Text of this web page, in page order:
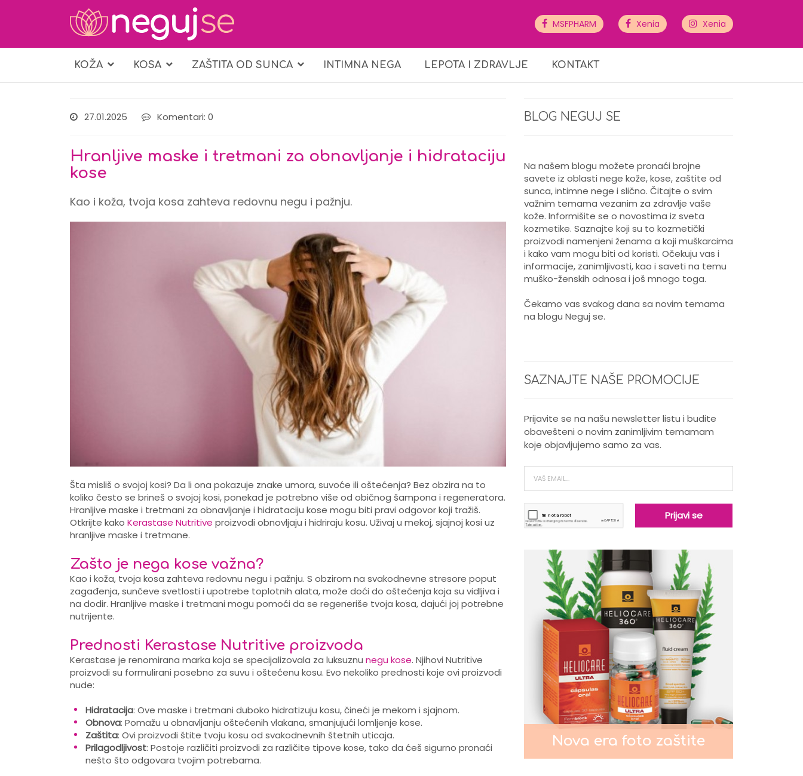
MSFPHARM Xenia Xenia
KOŽA KOSA ZAŠTITA OD SUNCA INTIMNA NEGA LEPOTA I ZDRAVLJE KONTAKT
27.01.2025 Komentari: 0
Hranljive maske i tretmani za obnavljanje i hidrataciju
kose
Kao i koža, tvoja kosa zahteva redovnu negu i pažnju.
Šta misliš o svojoj kosi? Da li ona pokazuje znake umora, suvoće ili oštećenja? Bez obzira na to
koliko često se brineš o svojoj kosi, ponekad je potrebno više od običnog šampona i regeneratora.
Hranljive maske i tretmani za obnavljanje i hidrataciju kose mogu biti pravi odgovor koji tražiš.
Otkrijte kako Kerastase Nutritive proizvodi obnovljaju i hidriraju kosu. Uživaj u mekoj, sjajnoj kosi uz
hranljive maske i tretmane.
Zašto je nega kose važna?
Kao i koža, tvoja kosa zahteva redovnu negu i pažnju. S obzirom na svakodnevne stresore poput
zagađenja, sunčeve svetlosti i upotrebe toplotnih alata, može doći do oštećenja koja su vidljiva i
na dodir. Hranljive maske i tretmani mogu pomoći da se regeneriše tvoja kosa, dajući joj potrebne
nutrijente.
Prednosti Kerastase Nutritive proizvoda
Kerastase je renomirana marka koja se specijalizovala za luksuznu negu kose. Njihovi Nutritive
proizvodi su formulirani posebno za suvu i oštećenu kosu. Evo nekoliko prednosti koje ovi proizvodi
nude:
Hidratacija: Ove maske i tretmani duboko hidratizuju kosu, čineći je mekom i sjajnom.
Obnova: Pomažu u obnavljanju oštećenih vlakana, smanjujući lomljenje kose.
Zaštita: Ovi proizvodi štite tvoju kosu od svakodnevnih štetnih uticaja.
Prilagodljivost: Postoje različiti proizvodi za različite tipove kose, tako da ćeš sigurno pronaći
nešto što odgovara tvojim potrebama.
BLOG NEGUJ SE
Na našem blogu možete pronaći brojne
savete iz oblasti nege kože, kose, zaštite od
sunca, intimne nege i slično. Čitajte o svim
važnim temama vezanim za zdravlje vaše
kože. Informišite se o novostima iz sveta
kozmetike. Saznajte koji su to kozmetički
proizvodi namenjeni ženama a koji muškarcima
i kako vam mogu biti od koristi. Očekuju vas i
informacije, zanimljivosti, kao i saveti na temu
muško-ženskih odnosa i još mnogo toga.
Čekamo vas svakog dana sa novim temama
na blogu Neguj se.
SAZNAJTE NAŠE PROMOCIJE
Prijavite se na našu newsletter listu i budite
obavešteni o novim zanimljivim temamam
koje objavljujemo samo za vas.
Nova era foto zaštite
Kada je potrebno intenzivno
Pigmentacije na licu
Nega kože oko očiju
Nega normalne kože lica
lica